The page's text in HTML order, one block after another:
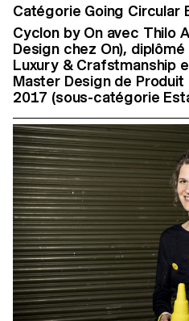
Catégorie Going Circular
Cyclon by On avec Thilo
Design chez On),
Luxury & Crafstmanship
Master Design de Produit
2017 (sous-catégorie